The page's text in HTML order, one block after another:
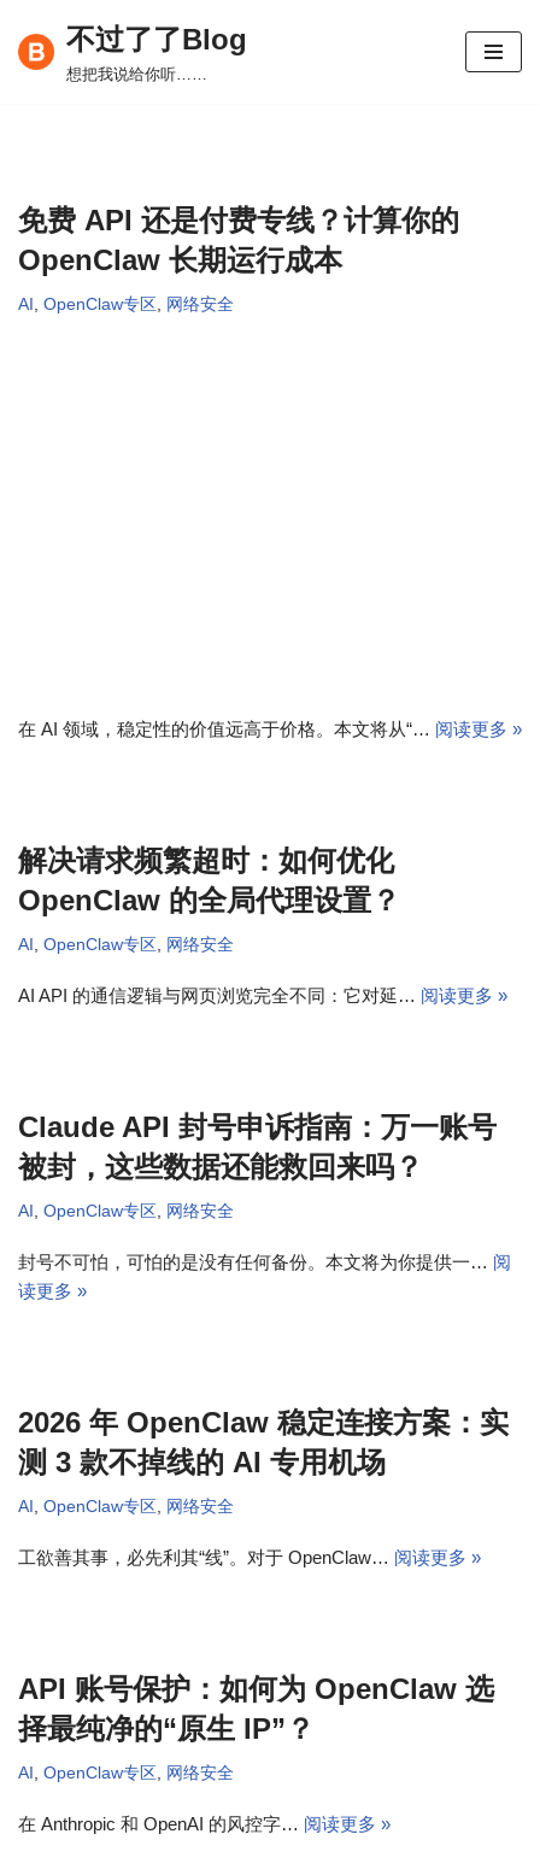
跳
不过了了Blog
想把我说给你听……
免费 API 还是付费专线？计算你的
OpenClaw 长期运行成本
AI , OpenClaw专区 , 网络安全
在 AI 领域，稳定性的价值远高于价格。本文将从“… 阅读更多 »
解决请求频繁超时：如何优化
OpenClaw 的全局代理设置？
AI , OpenClaw专区 , 网络安全
AI API 的通信逻辑与网页浏览完全不同：它对延… 阅读更多 »
Claude API 封号申诉指南：万一账号
被封，这些数据还能救回来吗？
AI , OpenClaw专区 , 网络安全
封号不可怕，可怕的是没有任何备份。本文将为你提供一… 阅
读更多 »
2026 年 OpenClaw 稳定连接方案：实
测 3 款不掉线的 AI 专用机场
AI , OpenClaw专区 , 网络安全
工欲善其事，必先利其“线”。对于 OpenClaw… 阅读更多 »
API 账号保护：如何为 OpenClaw 选
择最纯净的“原生 IP”？
AI , OpenClaw专区 , 网络安全
在 Anthropic 和 OpenAI 的风控字… 阅读更多 »